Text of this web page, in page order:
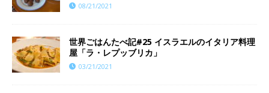
08/21/2021
世界ごはんたべ記#25 イスラエルのイタリア料理
屋「ラ・レプッブリカ」
03/21/2021